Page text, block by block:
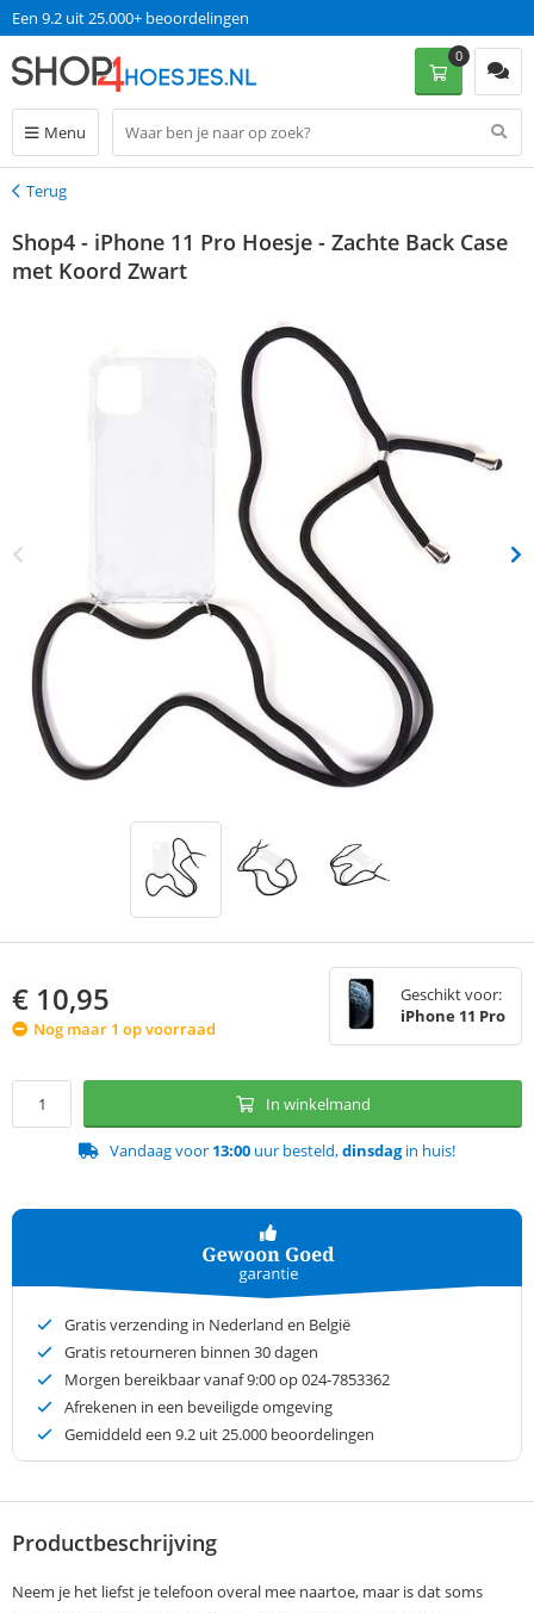
Een 9.2 uit 25.000+ beoordelingen
Menu
0
Terug
Terug
Shop4 - iPhone 11 Pro Hoesje - Zachte Back Case
met Koord Zwart
€ 10,95
Nog maar 1 op voorraad
Geschikt voor:
iPhone 11 Pro
In winkelmand
Vandaag voor 13:00 uur besteld,dinsdagin huis!
Gratis verzending in Nederland en België
Gratis retourneren binnen 30 dagen
Morgen bereikbaar vanaf 9:00 op 024-7853362
Afrekenen in een beveiligde omgeving
Gemiddeld een 9.2 uit 25.000 beoordelingen
Productbeschrijving
Neem je het liefst je telefoon overal mee naartoe, maar is dat soms